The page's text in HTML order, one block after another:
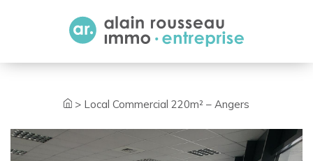
> Local Commercial 220m² – Angers